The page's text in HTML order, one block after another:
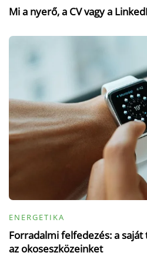
Mi a nyerő, a CV vagy a
ENERGETIKA
Forradalmi felfedezés: a
az okoseszközeinket